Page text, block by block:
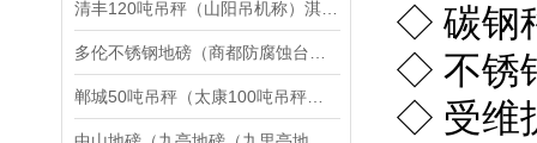
◇ 碳钢
◇ 不锈
◇ 受维